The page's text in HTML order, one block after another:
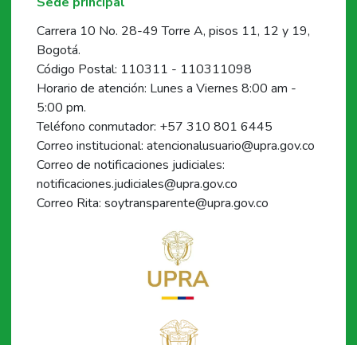
Carrera 10 No. 28-49 Torre A, pisos 11, 12 y 19,
Bogotá.
Código Postal: 110311 - 110311098
Horario de atención: Lunes a Viernes 8:00 am -
5:00 pm.
Teléfono conmutador: +57 310 801 6445
Correo institucional: atencionalusuario@upra.gov.co
Correo de notificaciones judiciales:
notificaciones.judiciales@upra.gov.co
Correo Rita: soytransparente@upra.gov.co